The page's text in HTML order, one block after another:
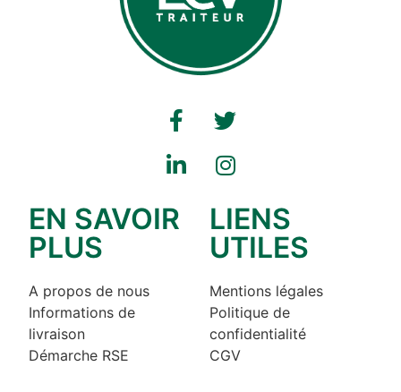
EN SAVOIR
PLUS
A propos de nous
Informations de
livraison
Démarche RSE
LIENS
UTILES
Mentions légales
Politique de
confidentialité
CGV